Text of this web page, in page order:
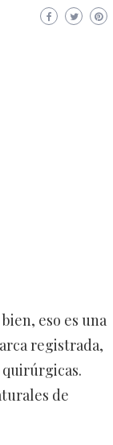
eso es una
registrada,
quirúrgicas.
de